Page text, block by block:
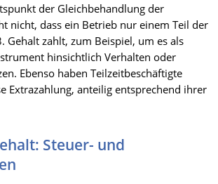
der Gleichbehandlung der
nicht, dass ein Betrieb nur einem Teil der
Gehalt zahlt, zum Beispiel, um es als
hinsichtlich Verhalten oder
Ebenso haben Teilzeitbeschäftigte
Extrazahlung, anteilig entsprechend ihrer
Steuer- und